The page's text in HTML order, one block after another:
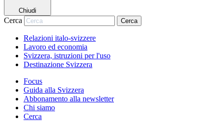
Chiudi
Cerca Cerca
Relazioni italo-svizzere
Lavoro ed economia
Svizzera, istruzioni per l'uso
Destinazione Svizzera
Focus
Guida alla Svizzera
Abbonamento alla newsletter
Chi siamo
Cerca